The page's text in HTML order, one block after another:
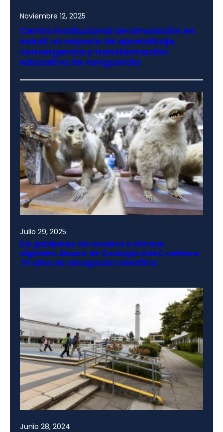
Noviembre 12, 2025
Centro institucional de simulación en
salud: un espacio de aprendizaje,
convergencia y transformación
educativa de vanguardia
Julio 29, 2025
De gabinetes de madera a vitrinas
digitales: Museo de Zoología UdeC celebra
70 años de divulgación científica
Junio 28, 2024